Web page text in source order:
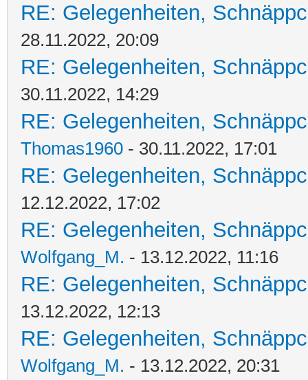
RE: Gelegenheiten,
28.11.2022, 20:09
RE: Gelegenheiten,
30.11.2022, 14:29
RE: Gelegenheiten,
Thomas1960 - 30.11.2022, 17:01
RE: Gelegenheiten,
12.12.2022, 17:02
RE: Gelegenheiten,
Wolfgang_M. - 13.12.2022, 11:16
RE: Gelegenheiten,
13.12.2022, 12:13
RE: Gelegenheiten,
Wolfgang_M. - 13.12.2022, 20:31